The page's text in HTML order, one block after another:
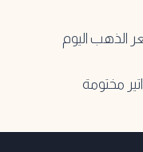
الذهب اليوم
مختومة